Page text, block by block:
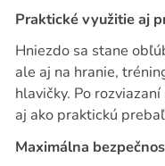
Praktické využitie aj
Hniezdo sa stane
ale aj na hranie,
hlavičky. Po
aj ako praktickú
Maximálna